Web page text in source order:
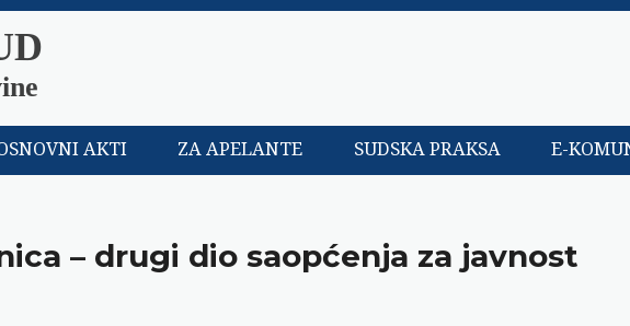
AKTI ZA APELANTE SUDSKA PRAKSA E-
– drugi dio saopćenja za javnost